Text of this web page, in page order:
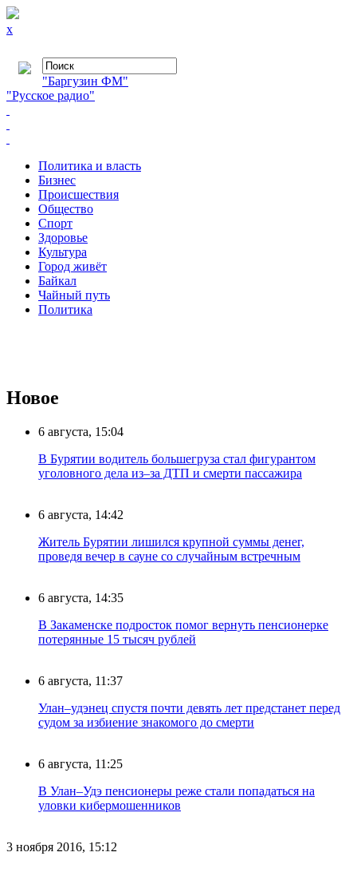
x
"Баргузин ФМ"
"Русское радио"
Политика и власть
Бизнес
Происшествия
Общество
Cпорт
Здоровье
Культура
Город живёт
Байкал
Чайный путь
Политика
Новое
6 августа, 15:04
В Бурятии водитель большегруза стал фигурантом
уголовного дела из–за ДТП и смерти пассажира
6 августа, 14:42
Житель Бурятии лишился крупной суммы денег,
проведя вечер в сауне со случайным встречным
6 августа, 14:35
В Закаменске подросток помог вернуть пенсионерке
потерянные 15 тысяч рублей
6 августа, 11:37
Улан–удэнец спустя почти девять лет предстанет перед
судом за избиение знакомого до смерти
6 августа, 11:25
В Улан–Удэ пенсионеры реже стали попадаться на
уловки кибермошенников
3 ноября 2016, 15:12